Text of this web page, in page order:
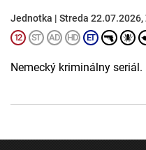
Jednotka | Streda 22.07.2026,
Nemecký kriminálny seriál.